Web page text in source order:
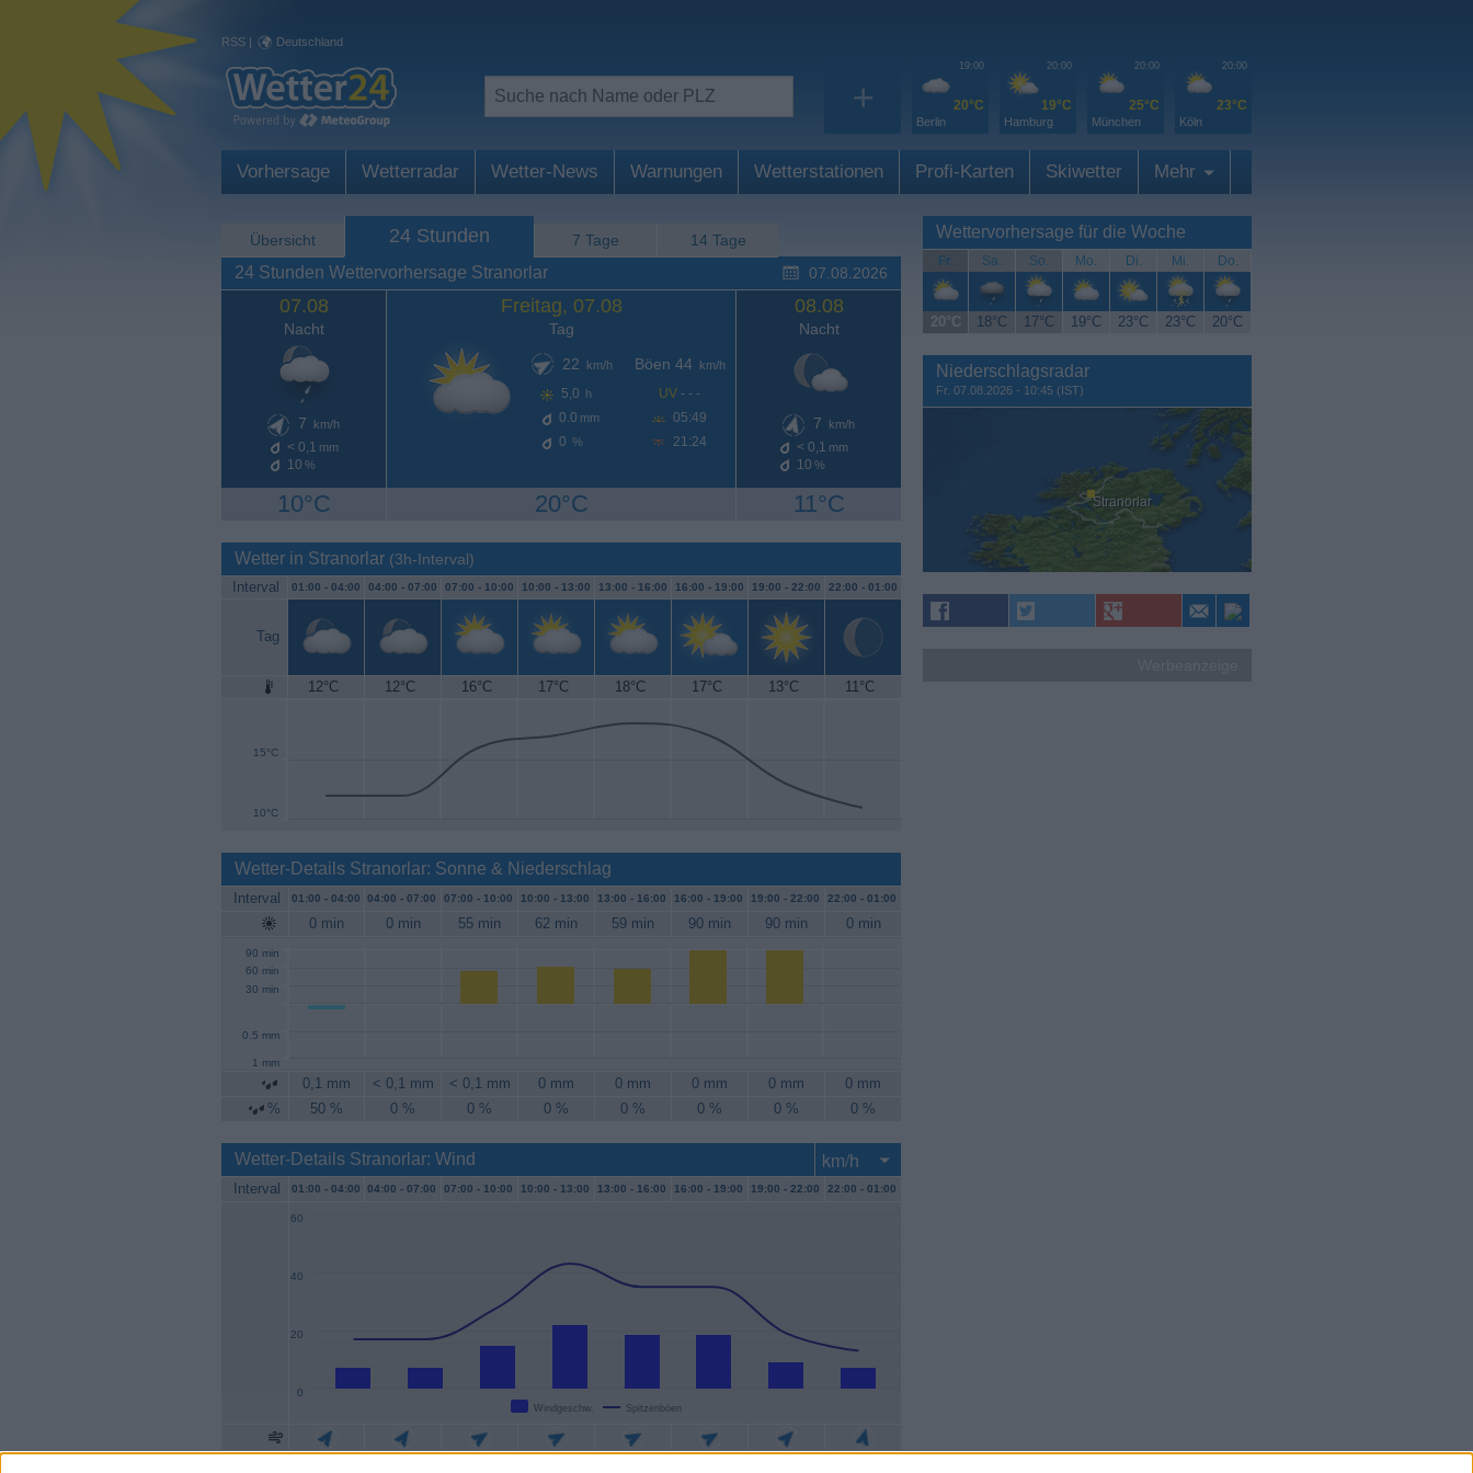
RSS | Deutschland
+
19:00
20°C
Berlin
20:00
19°C
Hamburg
20:00
25°C
München
20:00
23°C
Köln
Vorhersage Wetterradar Wetter-News Warnungen Wetterstationen Profi-Karten Skiwetter Mehr
Übersicht 24 Stunden 7 Tage 14 Tage
24 Stunden Wettervorhersage Stranorlar 07.08.2026
07.08
Nacht
7 km/h
< 0,1 mm
10 %
10°C
Freitag, 07.08
Tag
22
km/h
5,0 h
0.0 mm
0 %
Böen 44 km/h
UV - - -
05:49
21:24
20°C
08.08
Nacht
7 km/h
< 0,1 mm
10 %
11°C
Wetter in Stranorlar (3h-Interval)
Interval 01:00 - 04:00 04:00 - 07:00 07:00 - 10:00 10:00 - 13:00 13:00 - 16:00 16:00 - 19:00 19:00 - 22:00 22:00 - 01:00
Tag
12°C 12°C 16°C 17°C 18°C 17°C 13°C 11°C
10°C
15°C
20°C
Wetter-Details Stranorlar: Sonne & Niederschlag
Interval 01:00 - 04:00 04:00 - 07:00 07:00 - 10:00 10:00 - 13:00 13:00 - 16:00 16:00 - 19:00 19:00 - 22:00 22:00 - 01:00
0 min 0 min 55 min 62 min 59 min 90 min 90 min 0 min
30 min
60 min
90 min
0.5 mm
1 mm
0,1 mm < 0,1 mm < 0,1 mm 0 mm 0 mm 0 mm 0 mm
0 mm
%
50 % 0 % 0 % 0 % 0 % 0 % 0 % 0 %
Wetter-Details Stranorlar: Wind
Interval 01:00 - 04:00 04:00 - 07:00 07:00 - 10:00 10:00 - 13:00 13:00 - 16:00 16:00 - 19:00 19:00 - 22:00 22:00 - 01:00
Windgeschw. Spitzenböen
0
20
40
60
Wettervorhersage für die Woche
Fr. Sa. So. Mo. Di. Mi. Do.
20°C 18°C 17°C 19°C 23°C 23°C 20°C
Niederschlagsradar
Fr. 07.08.2026 - 10:45 (IST)
Stranorlar